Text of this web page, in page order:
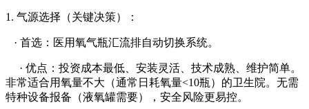
1. 气源选择（关键决策）：
· 首选：医用氧气瓶汇流排自动切换系统。
· 优点：投资成本最低、安装灵活、技术成熟、维护简单。
非常适合用氧量不大（通常日耗氧量<10瓶）的卫生院。无需
特种设备报备（液氧罐需要），安全风险更易控。